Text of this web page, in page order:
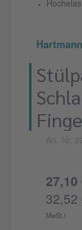
Hartmann
Art.-Nr.
27,10
32,52
MwSt.)